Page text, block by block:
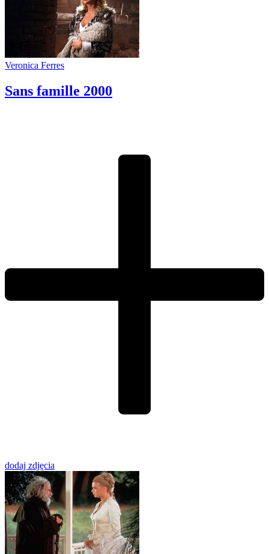
Veronica Ferres
Sans famille 2000
dodaj zdjęcia